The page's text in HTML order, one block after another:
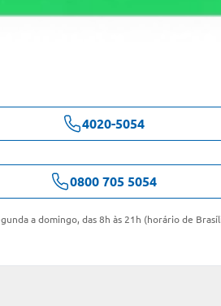
4020-5054
0800 705 5054
a domingo, das 8h às 21h (horário de